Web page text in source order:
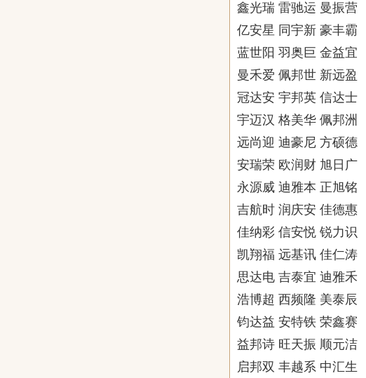
鑫光瑞 雷驰运 曼振营
亿安星 同宇新 豪丰霸
蓝世阳 羽奥巨 金益宜
曼禾爱 佩邦世 新远盈
冠达安 宇邦英 信达士
宇迈汉 格美华 佩邦洲
远尚迎 迪豪尼 方硕德
安瑞荣 欧润财 旭日广
永源威 迪雅本 正旭铭
吉航时 润庆安 佳德惠
佳纳彩 信安悦 锐力识
凯翔福 远基讯 佳仁涛
思达电 吉泰宜 迪雅禾
浩博超 西频隆 美泰辰
钧达益 安特铁 荣鑫赛
益邦诗 旺天振 顺元洁
启邦双 丰越系 中汇生